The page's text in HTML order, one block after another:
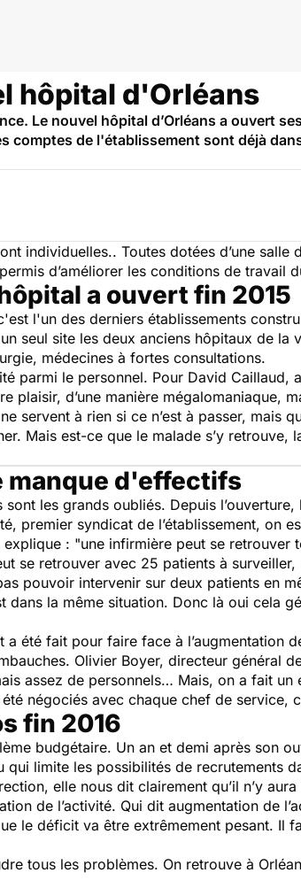
hôpital d'Orléans
Le nouvel hôpital d’Orléans a ouvert
comptes de l'établissement sont déjà
individuelles.. Toutes dotées d’une
d’améliorer les conditions de travail
a ouvert fin 2015
l'un des derniers établissements
seul site les deux anciens hôpitaux de la
médecines à fortes consultations.
parmi le personnel. Pour David Caillaud,
plaisir, d’une manière mégalomaniaque,
servent à rien si ce n’est à passer, mais
Mais est-ce que le malade s’y retrouve,
manque d'effectifs
les grands oubliés. Depuis
premier syndicat de l’établissement, on
explique : "une infirmière peut se retrouver
se retrouver avec 25 patients à
pouvoir intervenir sur deux patients en
la même situation. Donc là oui cela
été fait pour faire face à l’augmentation
Olivier Boyer, directeur général
assez de personnels… Mais, on a fait un
négociés avec chaque chef de service,
fin 2016
budgétaire. Un an et demi après son
qui limite les possibilités de recrutements
elle nous dit clairement qu’il n’y
de l’activité. Qui dit augmentation de
le déficit va être extrêmement pesant. Il
tous les problèmes. On retrouve à